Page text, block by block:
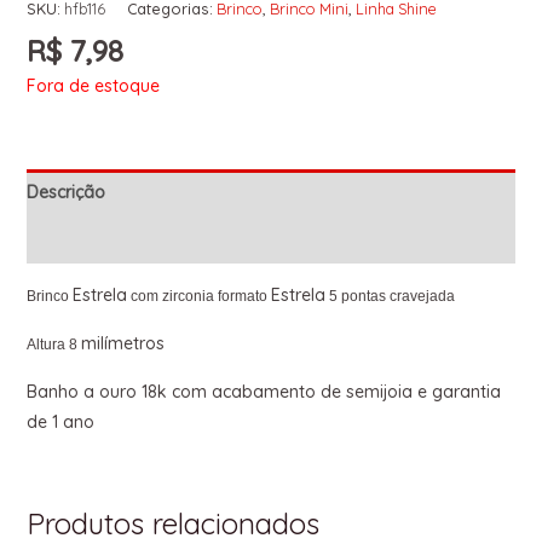
SKU: hfb116 Categorias: Brinco Brinco Mini Linha Shine
R$7,98
Fora de estoque
Descrição
Brinco Estrela com zirconia formato Estrela 5 pontas cravejada
Altura 8 milímetros
Banho a ouro 18k com acabamento de semijoia e garantia
de 1 ano
Produtos relacionados